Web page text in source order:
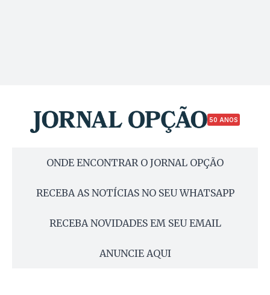
50 ANOS
ONDE ENCONTRAR O JORNAL OPÇÃO
RECEBA AS NOTÍCIAS NO SEU WHATSAPP
RECEBA NOVIDADES EM SEU EMAIL
ANUNCIE AQUI